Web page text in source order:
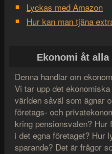
Lyckas med Amazon
Hur kan man tjäna
Ekonomi åt
Denna handlar om
Vi tar upp det
världen såväl som ägnar
företags- och
kring pensionsvalen?
i det egna företaget? Hur
sparande? Det är frågor